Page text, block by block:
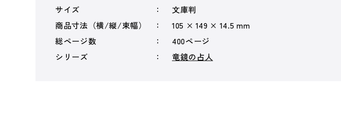
サイズ
文庫判
商品寸法（横/縦/束幅）
105 × 149 × 14.5 mm
総ページ数
400ページ
シリーズ
竜鏡の占人